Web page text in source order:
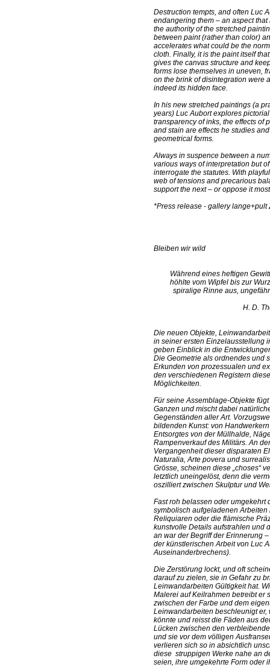
Destruction tempts, and often Luc
endangering them – an aspect
the authority of the stretched
between paint (rather than color)
accelerates what could be the
cloth. Finally, it is the paint itself
gives the canvas structure and
forms lose themselves in uneven,
on the brink of disintegration were
indeed its hidden face.
In his new stretched paintings (a
years) Luc Aubort explores
transparency of inks, the effects of
and stain are effects he studies
geometrical forms.
Always in suspence between a
various ways of interpretation but
interrogate the statutes. With
web of tensions and precarious
support the next – or oppose it
*Press release - gallery lange+pult
Bleiben wir wild
Während eines heftigen
höhlte vom Wipfel bis zur
spiralige Rinne aus,
H. D.
Die neuen Objekte,
in seiner ersten Einzelausstellung
geben Einblick in die
Die Geometrie als ordnendes und
Erkunden von prozessualen und
den verschiedenen Registern
Möglichkeiten.
Für seine Assemblage-Objekte
Ganzen und mischt dabei
Gegenständen aller Art.
bildenden Kunst: von
Entsorgtes von der Müllhalde,
Rampenverkauf des Militärs. An
Vergangenheit dieser disparaten
Naturalia, Arte povera und
Grösse, scheinen diese „choses“
letztlich uneingelöst, denn die
oszilliert zwischen Skulptur und
Fast roh belassen oder
symbolisch aufgeladenen
Reliquiaren oder die flämische
kunstvolle Details aufstrahlen und
an war der Begriff der Erinnerung
der künstlerischen Arbeit von Luc
Auseinanderbrechens).
Die Zerstörung lockt, und oft
darauf zu zielen, sie in Gefahr zu
Leinwandarbeiten Gültigkeit hat.
Malerei auf Keilrahmen betreibt er
zwischen der Farbe und dem
Leinwandarbeiten beschleunigt
könnte und reisst die Fäden aus
Lücken zwischen den
und sie vor dem völligen
verlieren sich so in absichtlich
diese struppigen Werke nahe an
seien, ihre umgekehrte Form oder